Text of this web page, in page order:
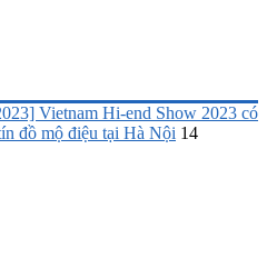
Vietnam Hi-end Show 2023 có
đồ mộ điệu tại Hà Nội 14